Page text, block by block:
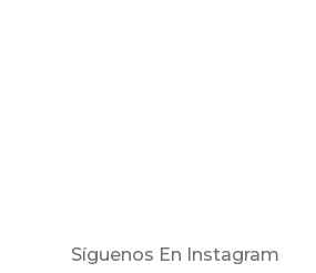
Síguenos En Instagram